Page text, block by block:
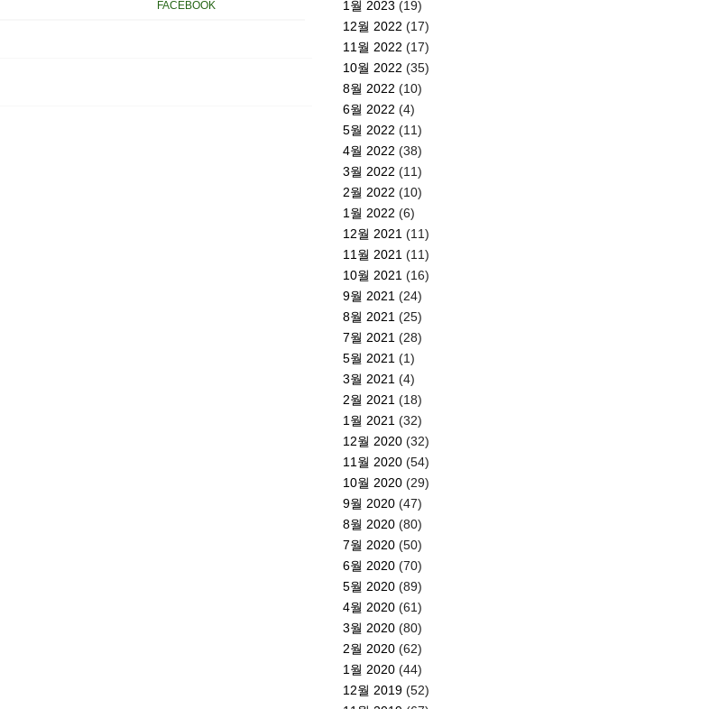
FACEBOOK
1월 2023 (19)
12월 2022 (17)
11월 2022 (17)
10월 2022 (35)
8월 2022 (10)
6월 2022 (4)
5월 2022 (11)
4월 2022 (38)
3월 2022 (11)
2월 2022 (10)
1월 2022 (6)
12월 2021 (11)
11월 2021 (11)
10월 2021 (16)
9월 2021 (24)
8월 2021 (25)
7월 2021 (28)
5월 2021 (1)
3월 2021 (4)
2월 2021 (18)
1월 2021 (32)
12월 2020 (32)
11월 2020 (54)
10월 2020 (29)
9월 2020 (47)
8월 2020 (80)
7월 2020 (50)
6월 2020 (70)
5월 2020 (89)
4월 2020 (61)
3월 2020 (80)
2월 2020 (62)
1월 2020 (44)
12월 2019 (52)